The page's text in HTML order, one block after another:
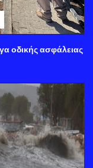
οδικής ασφάλειας